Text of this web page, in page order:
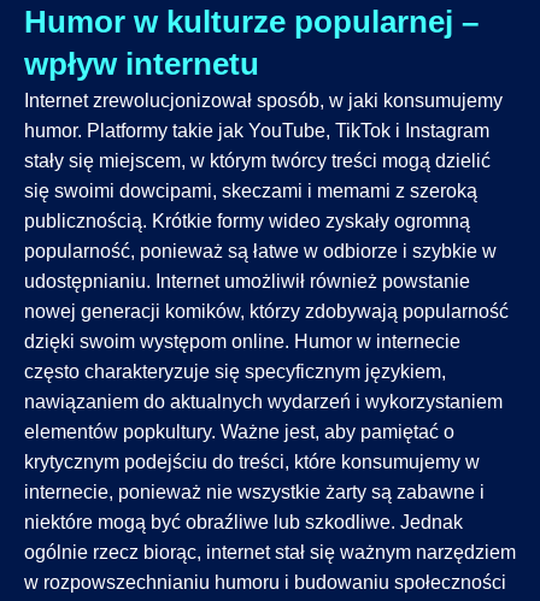
Humor w kulturze popularnej –
wpływ internetu
Internet zrewolucjonizował sposób, w jaki konsumujemy
humor. Platformy takie jak YouTube, TikTok i Instagram
stały się miejscem, w którym twórcy treści mogą dzielić
się swoimi dowcipami, skeczami i memami z szeroką
publicznością. Krótkie formy wideo zyskały ogromną
popularność, ponieważ są łatwe w odbiorze i szybkie w
udostępnianiu. Internet umożliwił również powstanie
nowej generacji komików, którzy zdobywają popularność
dzięki swoim występom online. Humor w internecie
często charakteryzuje się specyficznym językiem,
nawiązaniem do aktualnych wydarzeń i wykorzystaniem
elementów popkultury. Ważne jest, aby pamiętać o
krytycznym podejściu do treści, które konsumujemy w
internecie, ponieważ nie wszystkie żarty są zabawne i
niektóre mogą być obraźliwe lub szkodliwe. Jednak
ogólnie rzecz biorąc, internet stał się ważnym narzędziem
w rozpowszechnianiu humoru i budowaniu społeczności